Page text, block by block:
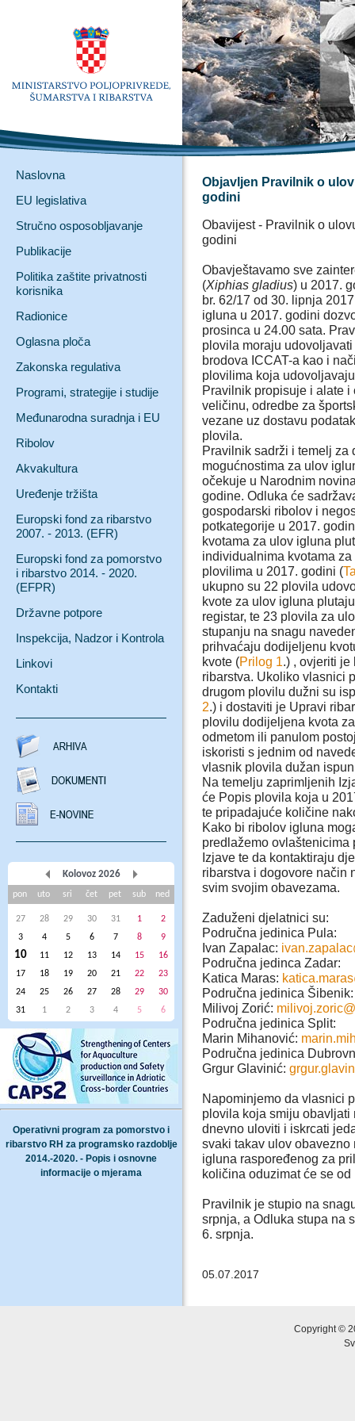
Naslovna
EU legislativa
Stručno osposobljavanje
Publikacije
Politika zaštite privatnosti
korisnika
Radionice
Oglasna ploča
Zakonska regulativa
Programi, strategije i studije
Međunarodna suradnja i EU
Ribolov
Akvakultura
Uređenje tržišta
Europski fond za ribarstvo
2007. - 2013. (EFR)
Europski fond za pomorstvo
i ribarstvo 2014. - 2020.
(EFPR)
Državne potpore
Inspekcija, Nadzor i Kontrola
Linkovi
Kontakti
Kolovoz 2026
pon uto sri čet pet sub ned
27 28 29 30 31 1
2
3
4 5 6 7 8 9
10 11 12 13 14 15
16
17
18 19 20 21 22
23
24
25 26 27 28 29
30
31
1 2 3 4 5 6
Operativni program za pomorstvo i
ribarstvo RH za programsko razdoblje
2014.-2020. - Popis i osnovne
informacije o mjerama
Objavljen Pravilnik o
godini
Obavijest - Pravilnik o
godini
Obavještavamo sve
(Xiphias gladius) u 2017.
br. 62/17 od 30. lipnja
igluna u 2017. godini
prosinca u 24.00 sata.
plovila moraju
brodova ICCAT-a kao i
plovilima koja
Pravilnik propisuje i alate
veličinu, odredbe za
vezane uz dostavu
plovila.
Pravilnik sadrži i temelj za
mogućnostima za ulov
očekuje u Narodnim
godine. Odluka će
gospodarski ribolov i
potkategorije u 2017.
kvotama za ulov igluna
individualnima kvotama
plovilima u 2017. godini (
ukupno su 22 plovila
kvote za ulov igluna
registar, te 23 plovila za
stupanju na snagu
prihvaćaju dodijeljenu
kvote (Prilog 1.) , ovjeriti
ribarstva. Ukoliko vlasnici
drugom plovilu dužni su
2.) i dostaviti je Upravi
plovilu dodijeljena kvota
odmetom ili panulom
iskoristi s jednim od
vlasnik plovila dužan
Na temelju zaprimljenih
će Popis plovila koja u
te pripadajuće količine
Kako bi ribolov igluna
predlažemo ovlaštenicima
Izjave te da kontaktiraju
ribarstva i dogovore način
svim svojim obavezama.
Zaduženi djelatnici su:
Područna jedinica Pula:
Ivan Zapalac:
Područna jedinca Zadar:
Katica Maras:
Područna jedinica Šibenik:
Milivoj Zorić:
Područna jedinica Split:
Marin Mihanović:
Područna jedinica
Grgur Glavinić:
Napominjemo da vlasnici
plovila koja smiju
dnevno uloviti i iskrcati
svaki takav ulov
igluna raspoređenog za
količina oduzimat će se
Pravilnik je stupio na
srpnja, a Odluka stupa na
6. srpnja.
05.07.2017
Copyright ©